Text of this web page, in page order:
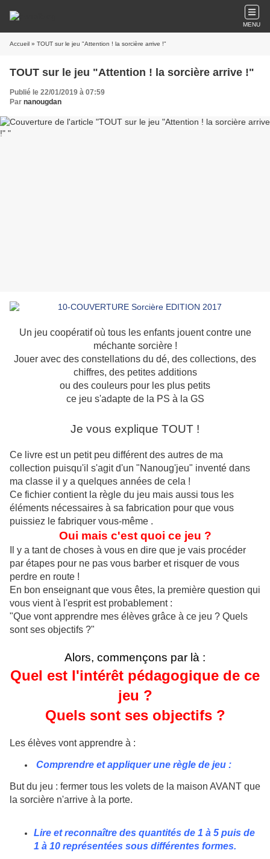
MENU
Accueil » TOUT sur le jeu "Attention ! la sorcière arrive !"
TOUT sur le jeu "Attention ! la sorcière arrive !"
Publié le 22/01/2019 à 07:59
Par nanougdan
Un jeu coopératif où tous les enfants jouent contre une
méchante sorcière !
Jouer avec des constellations du dé, des collections, des
chiffres, des petites additions
ou des couleurs pour les plus petits
ce jeu s'adapte de la PS à la GS
Je vous explique TOUT !
Ce livre est un petit peu différent des autres de ma
collection puisqu'il s'agit d'un "Nanoug'jeu" inventé dans
ma classe il y a quelques années de cela !
Ce fichier contient la règle du jeu mais aussi tous les
éléments nécessaires à sa fabrication pour que vous
puissiez le fabriquer vous-même .
Oui mais c'est quoi ce jeu ?
Il y a tant de choses à vous en dire que je vais procéder
par étapes pour ne pas vous barber et risquer de vous
perdre en route !
En bon enseignant que vous êtes, la première question qui
vous vient à l'esprit est probablement :
"Que vont apprendre mes élèves grâce à ce jeu ? Quels
sont ses objectifs ?"
Alors, commençons par là :
Quel est l'intérêt pédagogique de ce
jeu ?
Quels sont ses objectifs ?
Les élèves vont apprendre à :
Comprendre et appliquer une règle de jeu :
But du jeu : fermer tous les volets de la maison AVANT que
la sorcière n'arrive à la porte.
Lire et reconnaître des quantités de 1 à 5 puis de
1 à 10 représentées sous différentes formes.